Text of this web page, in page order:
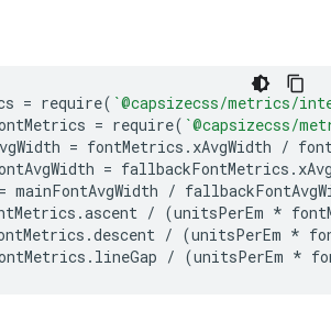
= require( `@capsizecss/metrics/
= require( `@capsizecss/
= fontMetrics . xAvgWidth /
= fallbackFontMetrics .
= mainFontAvgWidth /
.ascent / (unitsPerEm *
.descent / (unitsPerEm *
. lineGap / (unitsPerEm *